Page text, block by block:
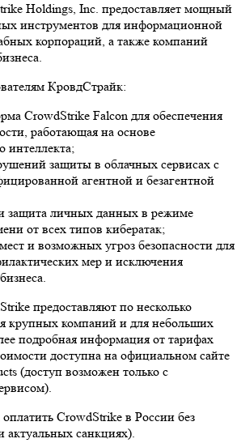
Holdings, Inc. предоставляет мощный
инструментов для информационной
корпораций, а также компаний
КровдСтрайк:
CrowdStrike Falcon для обеспечения
работающая на основе
интеллекта;
защиты в облачных сервисах с
агентной и безагентной
защита личных данных в режиме
от всех типов кибератак;
и возможных угроз безопасности для
мер и исключения
предоставляют по несколько
крупных компаний и для небольших
подробная информация от тарифах
доступна на официальном сайте
(доступ возможен только с
CrowdStrike в России без
санкциях).